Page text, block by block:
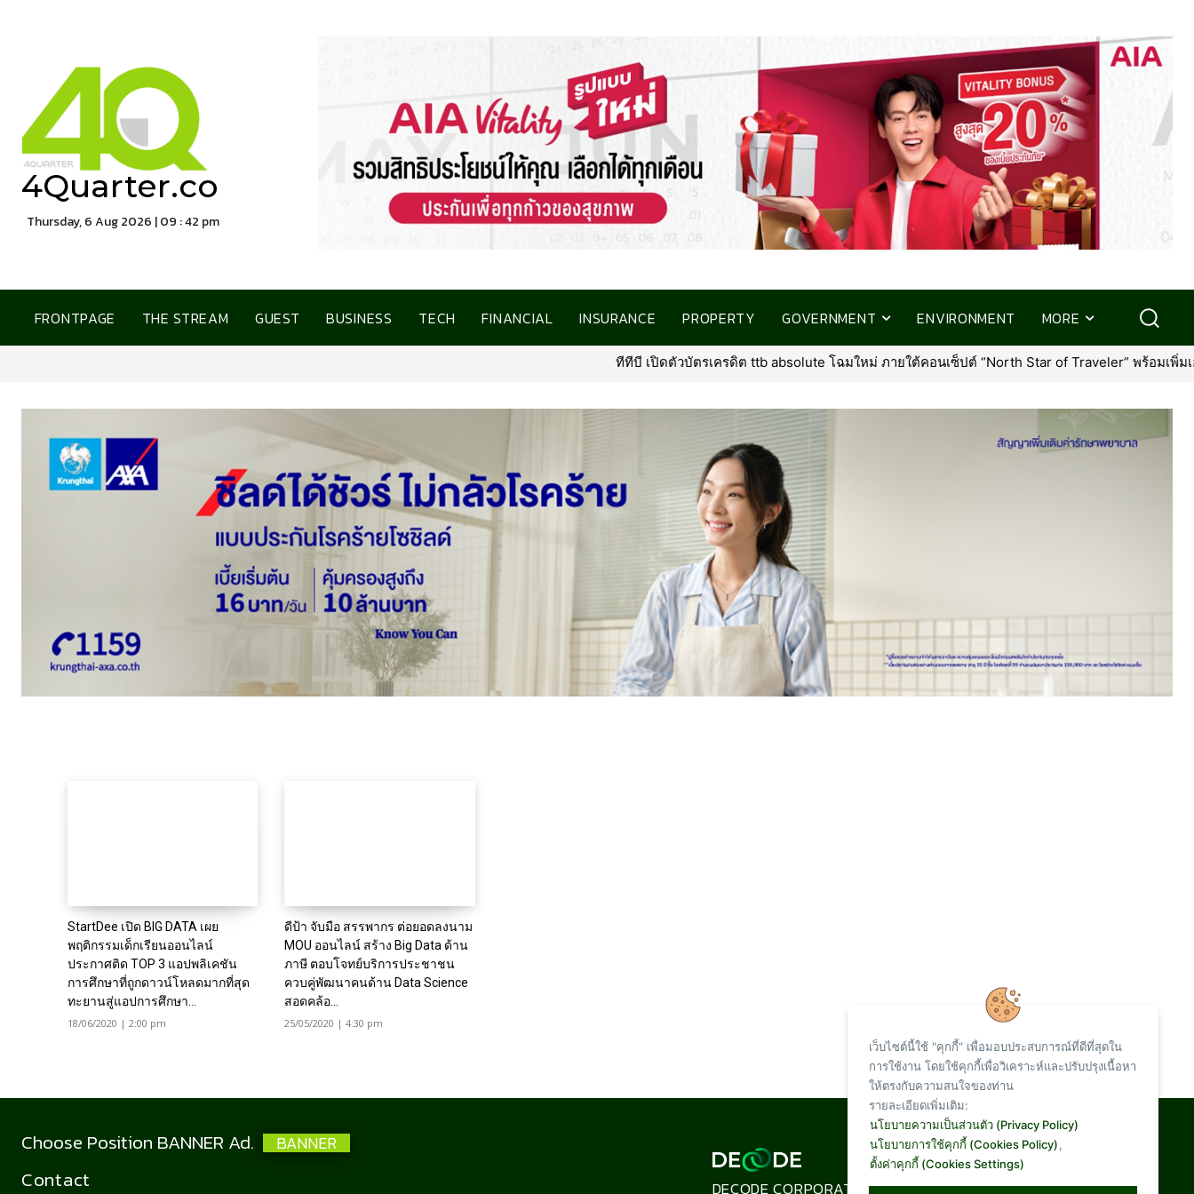
4Quarter.co
Thursday, 6 Aug 2026 | 09 : 42 pm
FRONTPAGE THE STREAM GUEST BUSINESS TECH FINANCIAL INSURANCE PROPERTY GOVERNMENT ENVIRONMENT MORE
ทีทีบี เปิดตัวบัตรเครดิต ttb absolute โฉมใหม่ ภายใต้คอนเซ็ปต์ “North Star of Traveler” พร้อมเพิ่มเอกสิทธิ์ใหม่
StartDee เปิด BIG DATA เผย
พฤติกรรมเด็กเรียนออนไลน์
ประกาศติด TOP 3 แอปพลิเคชัน
การศึกษาที่ถูกดาวน์โหลดมากที่สุด
ทะยานสู่แอปการศึกษา...
18/06/2020 | 2:00 pm
ดีป้า จับมือ สรรพากร ต่อยอดลงนาม
MOU ออนไลน์ สร้าง Big Data ด้าน
ภาษี ตอบโจทย์บริการประชาชน
ควบคู่พัฒนาคนด้าน Data Science
สอดคล้อ...
25/05/2020 | 4:30 pm
Choose Position BANNER Ad. BANNER
Contact DECODE CORPORATION LIMITED
Total Visit :
1,093,957
เว็บไซต์นี้ใช้ "คุกกี้” เพื่อมอบประสบการณ์ที่ดีที่สุดใน
การใช้งาน โดยใช้คุกกี้เพื่อวิเคราะห์และปรับปรุงเนื้อหา
ให้ตรงกับความสนใจของท่าน
รายละเอียดเพิ่มเติม:
นโยบายความเป็นส่วนตัว (Privacy Policy)
นโยบายการใช้คุกกี้ (Cookies Policy),
ตั้งค่าคุกกี้ (Cookies Settings)